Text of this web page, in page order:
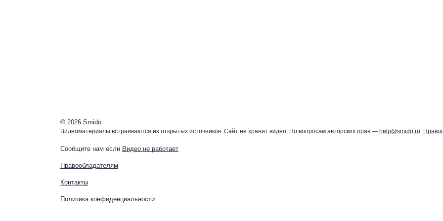
© 2026 Smido
Видеоматериалы встраиваются из открытых источников. Сайт не хранит видео. По вопросам авторских прав — help@smido.ru.
Сообщите нам если Видео не работает
Правообладателям
Контакты
Политика конфиденциальности